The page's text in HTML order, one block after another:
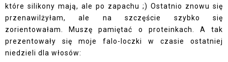
które silikony mają, ale po zapachu ;) Ostatnio znowu się
przenawilżyłam, ale na szczęście szybko się
zorientowałam. Muszę pamiętać o proteinkach. A tak
prezentowały się moje falo-loczki w czasie ostatniej
niedzieli dla włosów: